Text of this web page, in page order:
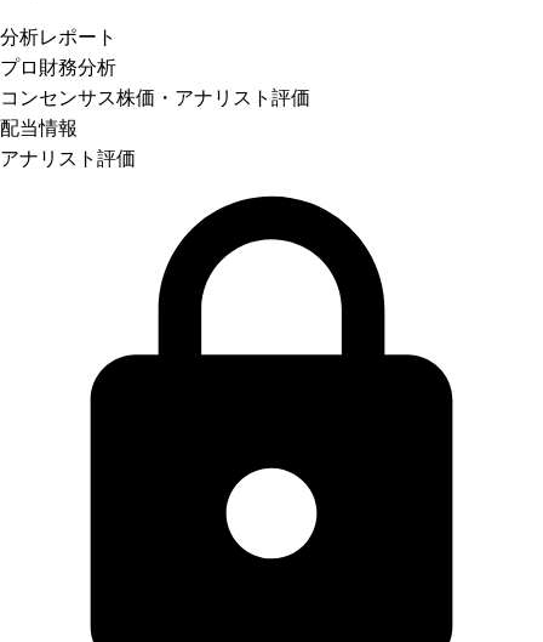
分析レポート
プロ 財務分析
コンセンサス株価 ・アナリスト評価
配当情報
アナリスト評価